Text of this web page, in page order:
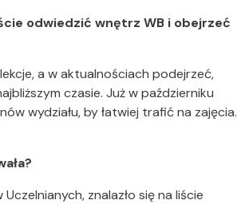
odwiedzić wnętrz WB i obejrzeć
a w aktualnościach podejrzeć,
czasie. Już w październiku
wydziału, by łatwiej trafić na zajęcia.
znalazło się na liście